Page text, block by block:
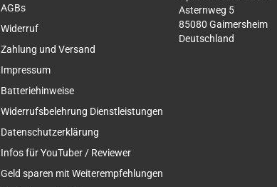
AGBs
Widerruf
Zahlung und Versand
Impressum
Batteriehinweise
Widerrufsbelehrung Dienstleistungen
Datenschutzerklärung
Infos für YouTuber / Reviewer
Geld sparen mit Weiterempfehlungen
Asternweg 5
85080 Gaimersheim
Deutschland